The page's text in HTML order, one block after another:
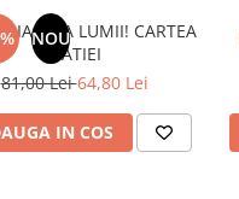
NOU
AXA LUMII! CARTEA
NATIEI
81,00 Lei64,80 Lei
IN COS